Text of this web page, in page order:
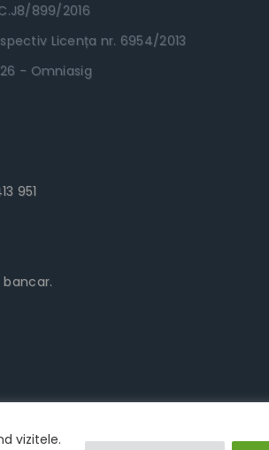
vizitele.
899/2016
Licența nr. 6954/2013
- Omniasig
951